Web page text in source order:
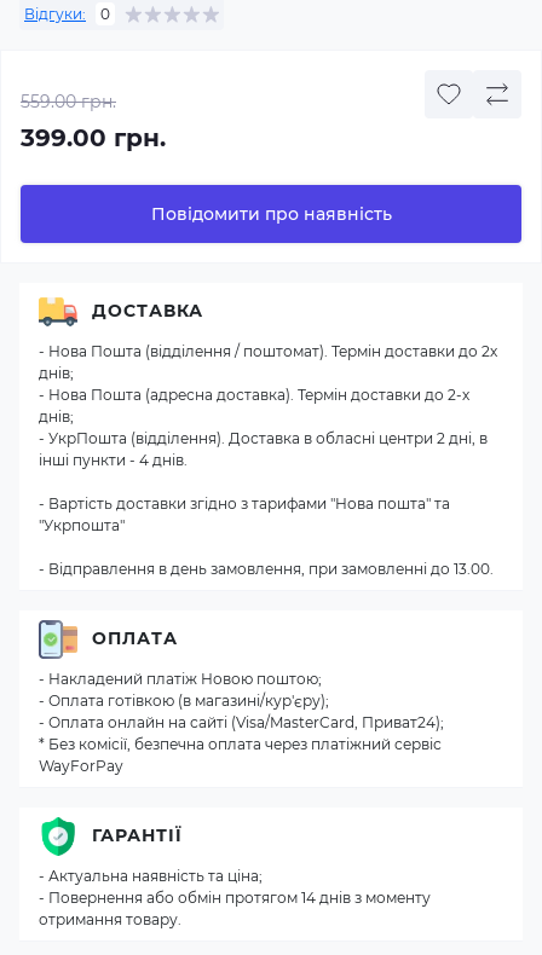
Відгуки: 0
559.00 грн.
399.00 грн.
Повідомити про наявність
ДОСТАВКА
- Нова Пошта (відділення / поштомат). Термін доставки до 2х
днів;
- Нова Пошта (адресна доставка). Термін доставки до 2-х
днів;
- УкрПошта (відділення). Доставка в обласні центри 2 дні, в
інші пункти - 4 днів.
- Вартість доставки згідно з тарифами "Нова пошта" та
"Укрпошта"
- Відправлення в день замовлення, при замовленні до 13.00.
ОПЛАТА
- Накладений платіж Новою поштою;
- Оплата готівкою (в магазині/кур'єру);
- Оплата онлайн на сайті (Visa/MasterCard, Приват24);
* Без комісії, безпечна оплата через платіжний сервіс
WayForPay
ГАРАНТІЇ
- Актуальна наявність та ціна;
- Повернення або обмін протягом 14 днів з моменту
отримання товару.